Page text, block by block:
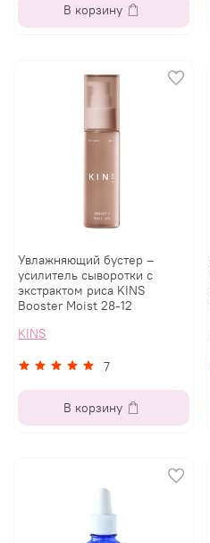
В корзину
Увлажняющий бустер –
усилитель сыворотки с
экстрактом риса KINS
Booster Moist 28-12
KINS
7
В корзину